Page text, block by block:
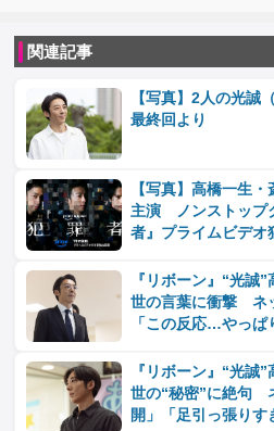
関連記事
【写真】2人の光誠
最終回より
【写真】高橋一生
主演 ノンストップ
者』プライムビデオ
『リボーン』“光誠
世の言葉に衝撃 ネ
「この反応…やっぱ
『リボーン』“光誠
世の“秘密”に絶句
開」「足引っ張りす